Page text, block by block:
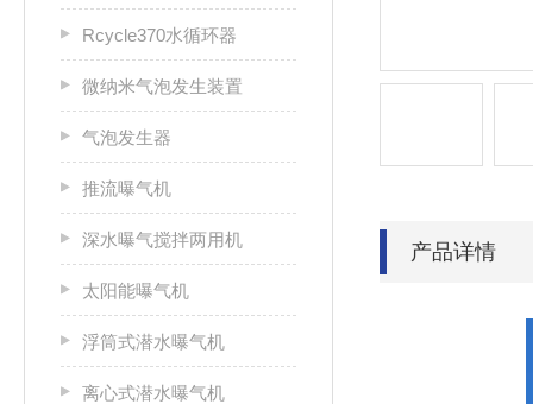
Rcycle370水循环器
微纳米气泡发生装置
气泡发生器
推流曝气机
深水曝气搅拌两用机
太阳能曝气机
浮筒式潜水曝气机
离心式潜水曝气机
产品详情